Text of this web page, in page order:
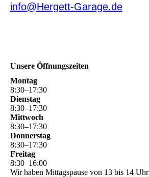
info@Hergett-Garage.de
Unsere Öffnungszeiten
Montag
8:30–17:30
Dienstag
8:30–17:30
Mittwoch
8:30–17:30
Donnerstag
8:30–17:30
Freitag
8:30–16:00
Wir haben Mittagspause von 13 bis 14 Uhr